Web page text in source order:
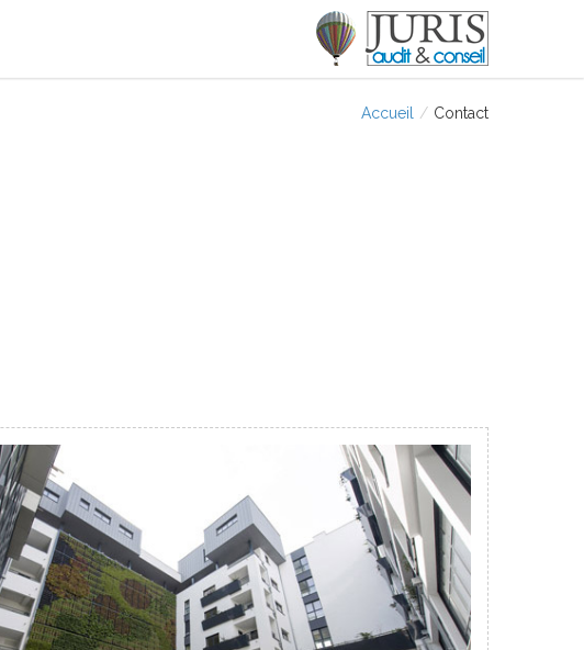
Accueil / Contact